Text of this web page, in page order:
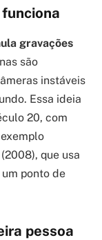
gravações
são
instáveis
Essa ideia
20, com
(2008), que usa
ponto de
pessoa